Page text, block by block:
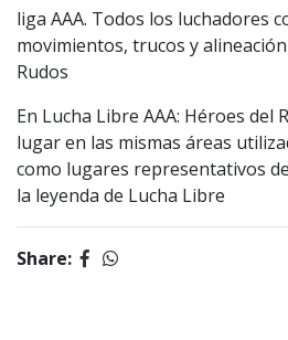
liga AAA. Todos los luchadores
movimientos, trucos y
Rudos
En Lucha Libre AAA: Héroes del
lugar en las mismas áreas
como lugares representativos
la leyenda de Lucha Libre
Share: